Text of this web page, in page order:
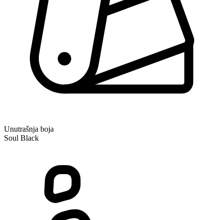
Unutrašnja boja
Soul Black